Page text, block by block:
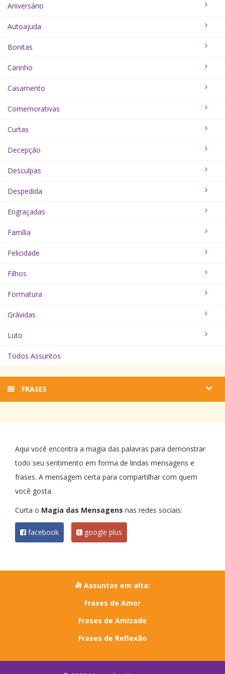
Aniversário
Autoajuda
Bonitas
Carinho
Casamento
Comemorativas
Curtas
Decepção
Desculpas
Despedida
Engraçadas
Família
Felicidade
Filhos
Formatura
Grávidas
Luto
Todos Assuntos
FRASES
Aqui você encontra a magia das palavras para demonstrar
todo seu sentimento em forma de lindas mensagens e
frases. A mensagem certa para compartilhar com quem
você gosta.
Curta o Magia das Mensagens nas redes sociais:
facebook google plus
Assuntos em alta:
Frases de Amor
Frases de Amizade
Frases de Reflexão